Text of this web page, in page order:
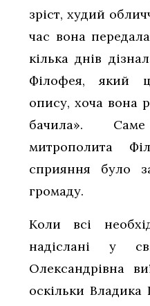
зріст, худий
час вона
кілька днів
Філофея, який
опису, хоча вона
бачила».
митрополита
сприяння було
громаду.
Коли всі
надіслані у
Олександрівна
оскільки Владика